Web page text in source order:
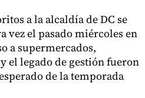
a la alcaldía de DC se
el pasado miércoles en
a supermercados,
el legado de gestión fueron
de la temporada